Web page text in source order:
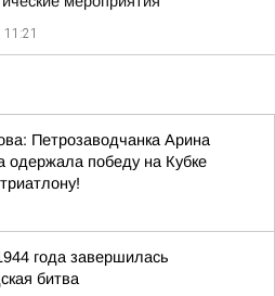
11:21
Петрозаводчанка Арина
одержала победу на Кубке
года завершилась
битва